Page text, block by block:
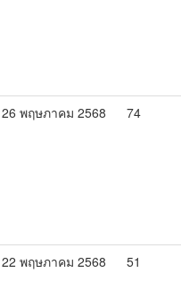
26 พฤษภาคม 2568 74
22 พฤษภาคม 2568 51